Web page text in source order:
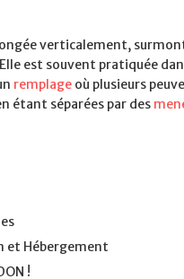
verticalement,
est souvent pratiquée
remplage où plusieurs
étant séparées par des
et Hébergement
!